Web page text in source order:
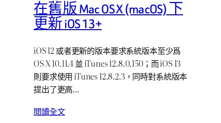
在舊版 Mac OS X (macOS) 下
更新 iOS 13+
iOS 12 或者更新的版本要求系統版本至少爲
OS X 10.11.4 並 iTunes 12.8.0.150；而 iOS 13
則要求使用 iTunes 12.8.2.3，同時對系統版本
提出了更高…
閱讀全文